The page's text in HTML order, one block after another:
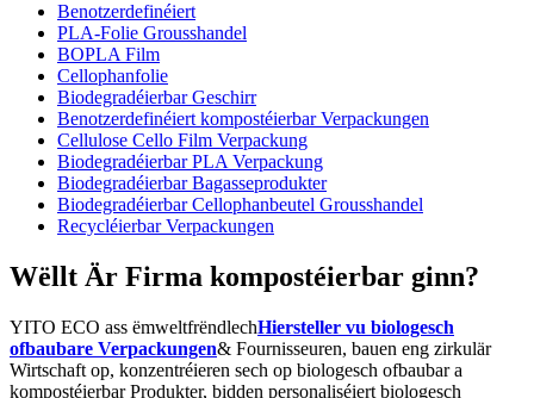
Benotzerdefinéiert
PLA-Folie Grousshandel
BOPLA Film
Cellophanfolie
Biodegradéierbar Geschirr
Benotzerdefinéiert kompostéierbar Verpackungen
Cellulose Cello Film Verpackung
Biodegradéierbar PLA Verpackung
Biodegradéierbar Bagasseprodukter
Biodegradéierbar Cellophanbeutel Grousshandel
Recycléierbar Verpackungen
Wëllt Är Firma kompostéierbar ginn?
YITO ECO ass ëmweltfrëndlechHiersteller vu biologesch
ofbaubare Verpackungen& Fournisseuren, bauen eng zirkulär
Wirtschaft op, konzentréieren sech op biologesch ofbaubar a
kompostéierbar Produkter, bidden personaliséiert biologesch